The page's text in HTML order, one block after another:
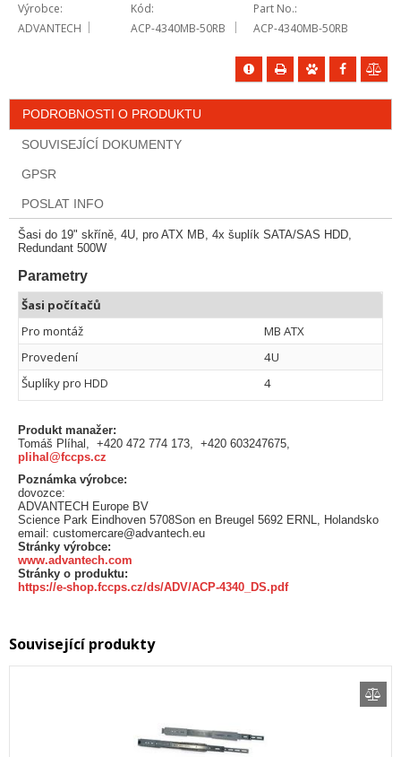
Výrobce
ADVANTECH
Kód
ACP-4340MB-50RB
Part No.
ACP-4340MB-50RB
PODROBNOSTI O PRODUKTU
SOUVISEJÍCÍ DOKUMENTY
GPSR
POSLAT INFO
Šasi do 19" skříně, 4U, pro ATX MB, 4x šuplík SATA/SAS HDD,
Redundant 500W
Parametry
Šasi počítačů
Pro montáž
MB ATX
Provedení
4U
Šuplíky pro HDD
4
Produkt manažer:
Tomáš Plíhal, +420 472 774 173, +420 603247675,
plihal@fccps.cz
Poznámka výrobce:
dovozce:
ADVANTECH Europe BV
Science Park Eindhoven 5708Son en Breugel 5692 ERNL, Holandsko
email: customercare@advantech.eu
Stránky výrobce:
www.advantech.com
Stránky o produktu:
https://e-shop.fccps.cz/ds/ADV/ACP-4340_DS.pdf
Související produkty